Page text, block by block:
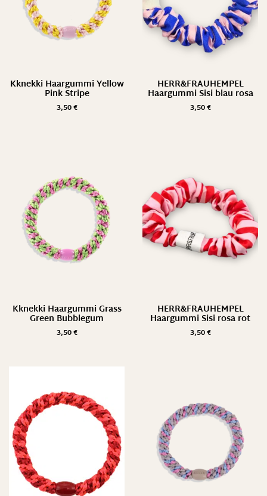
Kknekki Haargummi Yellow
Pink Stripe
3,50€
HERR&FRAUHEMPEL
Haargummi Sisi blau rosa
3,50€
Kknekki Haargummi Grass
Green Bubblegum
3,50€
HERR&FRAUHEMPEL
Haargummi Sisi rosa rot
3,50€